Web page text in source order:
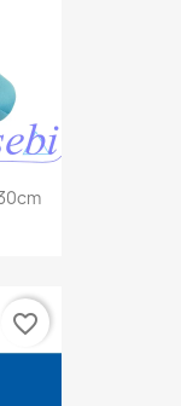
favorite_border